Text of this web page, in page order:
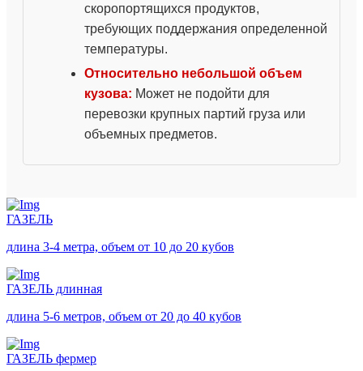
скоропортящихся продуктов,
требующих поддержания определенной
температуры.
Относительно небольшой объем
кузова: Может не подойти для
перевозки крупных партий груза или
объемных предметов.
ГАЗЕЛЬ
длина 3-4 метра, объем от 10 до 20 кубов
ГАЗЕЛЬ длинная
длина 5-6 метров, объем от 20 до 40 кубов
ГАЗЕЛЬ фермер